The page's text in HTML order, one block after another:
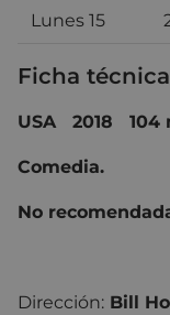
Lunes 15
Ficha técnica
USA 2018 104
Comedia.
No
Dirección: Bill